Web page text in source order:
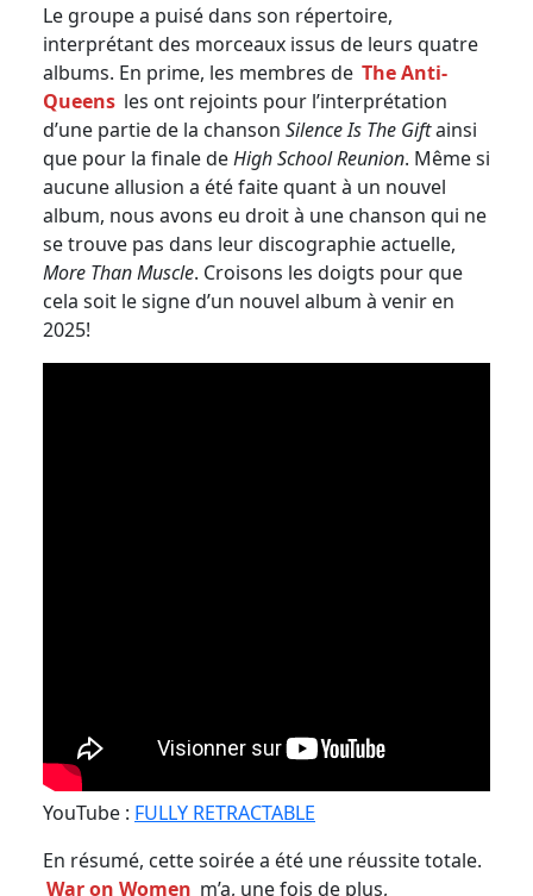
Le groupe a puisé dans son répertoire,
interprétant des morceaux issus de leurs quatre
albums. En prime, les membres de The Anti-
Queens les ont rejoints pour l’interprétation
d’une partie de la chanson Silence Is The Giftainsi
que pour la finale deHigh School Reunion. Même si
aucune allusion a été faite quant à un nouvel
album, nous avons eu droit à une chanson qui ne
se trouve pas dans leur discographie actuelle,
More Than Muscle. Croisons les doigts pour que
cela soit le signe d’un nouvel album à venir en
2025!
YouTube : FULLY RETRACTABLE
En résumé, cette soirée a été une réussite totale.
War on Women m’a, une fois de plus,